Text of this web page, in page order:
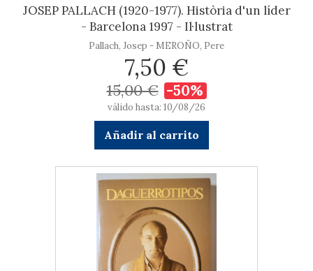
JOSEP PALLACH (1920-1977). Història d'un líder
- Barcelona 1997 - Il·lustrat
Pallach, Josep - MEROÑO, Pere
7,50 €
15,00 € -50%
válido hasta: 10/08/26
Añadir al carrito